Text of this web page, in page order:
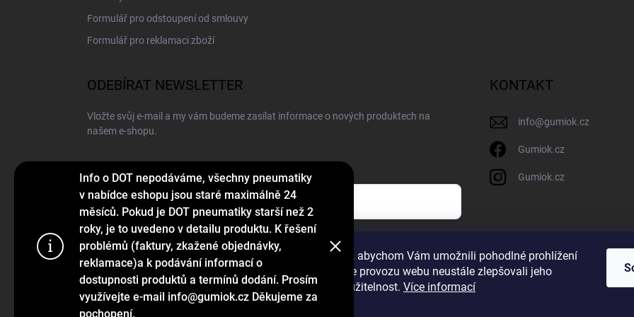
Používáme cookies, abychom Vám umožnili pohodlné prohlížení
webu a díky analýze provozu webu neustále zlepšovali jeho
funkce, výkon a použitelnost. Více informací
Info o DOT nepodáváme, všechny pneumatiky
v nabídce eshopu jsou staré maximálně 24
měsíců. Pokud je DOT pneumatiky starší než 2
roky, je to uvedeno v detailu produktu. K řešení
problémů (faktury, zkažené objednávky,
reklamace)a k podávání informací o
dostupnosti produktů a termínů dodání. Prosím
využívejte e-mail info@gumiok.cz Děkujeme za
pochopení.
Formulář pro odstoupení od smlouvy
Formulář pro reklamaci zboží
ODEBÍRAT NEWSLETTER
Vložte svůj e-mail a my vám budeme zasílat informace o nových produktech na
našem e-shopu.
E-MAIL
Vložením e-mailu souhlasíte s podmínkami ochrany osobních údajů
Přihlásit se
KONTAKT
info@gumiok.cz
Gumiok.cz
Gumiok.cz